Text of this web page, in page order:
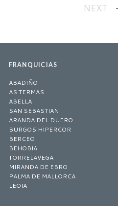
NEXT
FRANQUICIAS
ABADIÑO
AS TERMAS
ABELLA
SAN SEBASTIAN
ARANDA DEL DUERO
BURGOS HIPERCOR
BERCEO
BEHOBIA
TORRELAVEGA
MIRANDA DE EBRO
PALMA DE MALLORCA
LEOIA